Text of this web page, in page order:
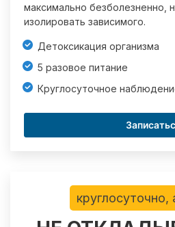
максимально безболезненно,
изолировать зависимого.
Детоксикация организма
5 разовое питание
Круглосуточное
круглосуточно,